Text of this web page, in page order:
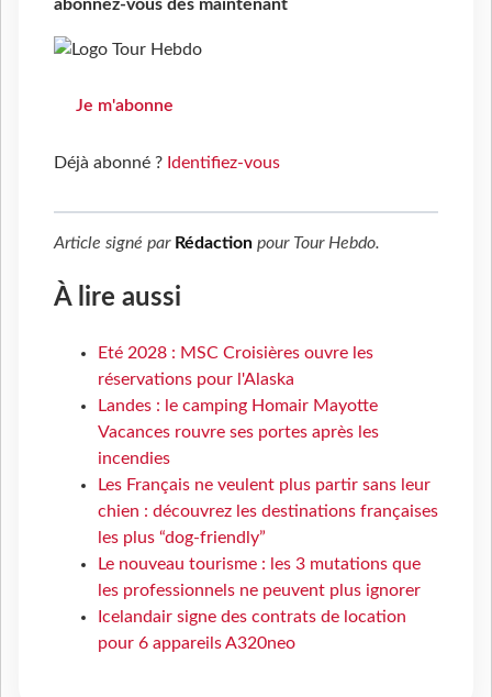
abonnez-vous dès maintenant
Je m'abonne
Déjà abonné ? Identifiez-vous
Article signé par Rédaction pour Tour Hebdo.
À lire aussi
Eté 2028 : MSC Croisières ouvre les
réservations pour l'Alaska
Landes : le camping Homair Mayotte
Vacances rouvre ses portes après les
incendies
Les Français ne veulent plus partir sans leur
chien : découvrez les destinations françaises
les plus “dog-friendly”
Le nouveau tourisme : les 3 mutations que
les professionnels ne peuvent plus ignorer
Icelandair signe des contrats de location
pour 6 appareils A320neo